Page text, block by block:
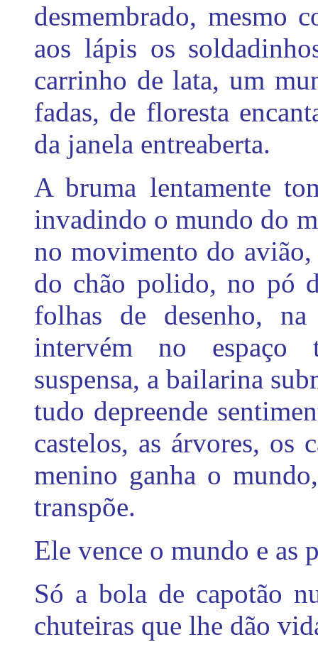
desmembrado, mesmo
aos lápis os
carrinho de lata, um
fadas, de floresta
da janela entreaberta.
A bruma lentamente
invadindo o mundo do
no movimento do
do chão polido, no pó
folhas de desenho,
intervém no espaço
suspensa, a bailarina
tudo depreende
castelos, as árvores, os
menino ganha o
transpõe.
Ele vence o mundo e as
Só a bola de capotão
chuteiras que lhe dão